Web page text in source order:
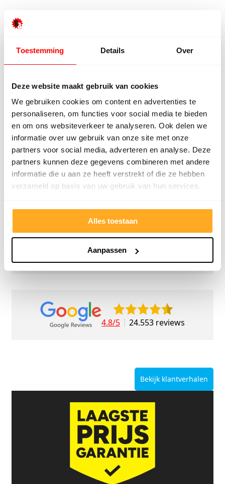
Toestemming Details Over
Deze website maakt gebruik van cookies
We gebruiken cookies om content en advertenties te
personaliseren, om functies voor social media te bieden
en om ons websiteverkeer te analyseren. Ook delen we
informatie over uw gebruik van onze site met onze
partners voor social media, adverteren en analyse. Deze
partners kunnen deze gegevens combineren met andere
informatie die u aan ze heeft verstrekt of die ze hebben
verzameld op basis van uw gebruik van hun services.
Alles toestaan
Aanpassen
Hester Schaap
kunnen kopen wat ik wil. Heel vriendelijk,
meedenkend en tegemoetkomend
personeel! Bedankt!
4.8/5 24.553 reviews
Bekijk klantverhalen